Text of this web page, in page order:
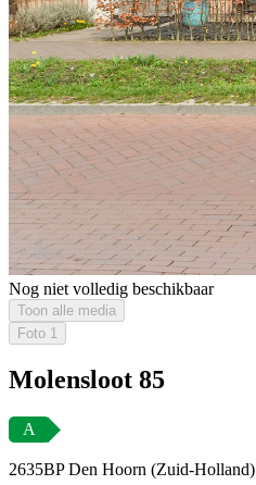
Nog niet volledig beschikbaar
Toon alle media
Foto 1
Molensloot 85
A
2635BP Den Hoorn (Zuid-Holland)